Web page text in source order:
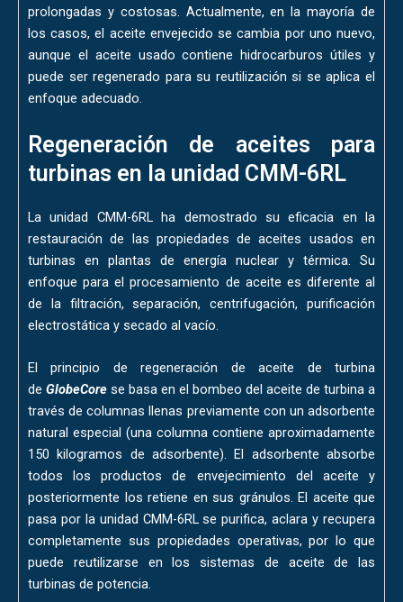
prolongadas y costosas. Actualmente, en la mayoría de
los casos, el aceite envejecido se cambia por uno nuevo,
aunque el aceite usado contiene hidrocarburos útiles y
puede ser regenerado para su reutilización si se aplica el
enfoque adecuado.
Regeneración de aceites para
turbinas en la unidad CMM-6RL
La unidad CMM-6RL ha demostrado su eficacia en la
restauración de las propiedades de aceites usados en
turbinas en plantas de energía nuclear y térmica. Su
enfoque para el procesamiento de aceite es diferente al
de la filtración, separación, centrifugación, purificación
electrostática y secado al vacío.
El principio de regeneración de aceite de turbina
de GlobeCore se basa en el bombeo del aceite de turbina a
través de columnas llenas previamente con un adsorbente
natural especial (una columna contiene aproximadamente
150 kilogramos de adsorbente). El adsorbente absorbe
todos los productos de envejecimiento del aceite y
posteriormente los retiene en sus gránulos. El aceite que
pasa por la unidad CMM-6RL se purifica, aclara y recupera
completamente sus propiedades operativas, por lo que
puede reutilizarse en los sistemas de aceite de las
turbinas de potencia.